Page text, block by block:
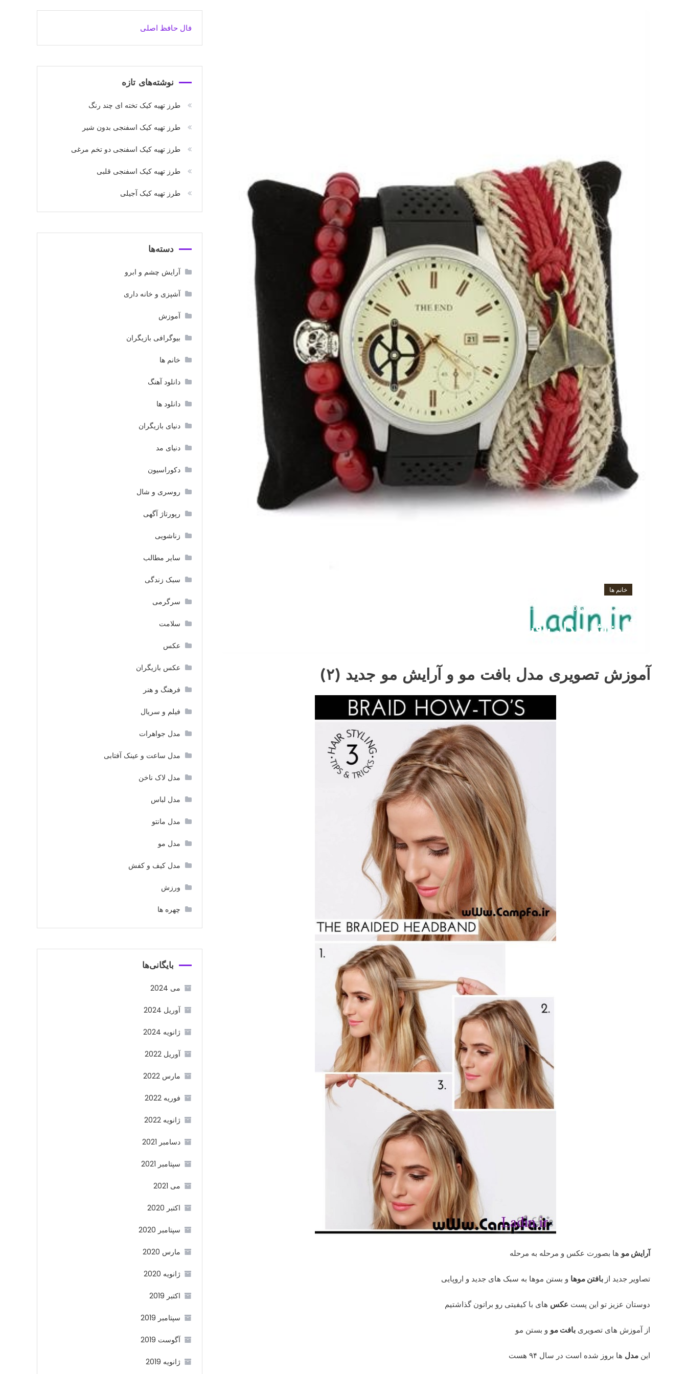
خانم ها
آگوست 9, 2016 saeed
آموزش مدل بافت مو
آموزش تصویری مدل بافت مو و آرایش مو جدید (۲)
آرایش مو ها بصورت عکس و مرحله به مرحله
تصاویر جدید از بافتن موها و بستن موها به سبک های جدید و اروپایی
دوستان عزیز تو این پست عکس های با کیفیتی رو براتون گذاشتیم
از آموزش های تصویری بافت مو و بستن مو
این مدل ها بروز شده است در سال ۹۴ هست
فال حافظ اصلی
نوشته‌های تازه
طرز تهیه کیک تخته ای چند رنگ
طرز تهیه کیک اسفنجی بدون شیر
طرز تهیه کیک اسفنجی دو تخم مرغی
طرز تهیه کیک اسفنجی قلبی
طرز تهیه کیک آجیلی
دسته‌ها
آرایش چشم و ابرو
آشپزی و خانه داری
آموزش
بیوگرافی بازیگران
خانم ها
دانلود آهنگ
دانلود ها
دنیای بازیگران
دنیای مد
دکوراسیون
روسری و شال
رپورتاژ آگهی
زناشویی
سایر مطالب
سبک زندگی
سرگرمی
سلامت
عکس
عکس بازیگران
فرهنگ و هنر
فیلم و سریال
مدل جواهرات
مدل ساعت و عینک آفتابی
مدل لاک ناخن
مدل لباس
مدل مانتو
مدل مو
مدل کیف و کفش
ورزش
چهره ها
بایگانی‌ها
می 2024
آوریل 2024
ژانویه 2024
آوریل 2022
مارس 2022
فوریه 2022
ژانویه 2022
دسامبر 2021
سپتامبر 2021
می 2021
اکتبر 2020
سپتامبر 2020
مارس 2020
ژانویه 2020
اکتبر 2019
سپتامبر 2019
آگوست 2019
ژانویه 2019